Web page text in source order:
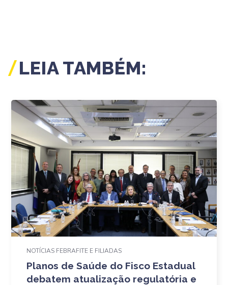
LEIA TAMBÉM:
NOTÍCIAS FEBRAFITE E FILIADAS
Planos de Saúde do Fisco Estadual
debatem atualização regulatória e